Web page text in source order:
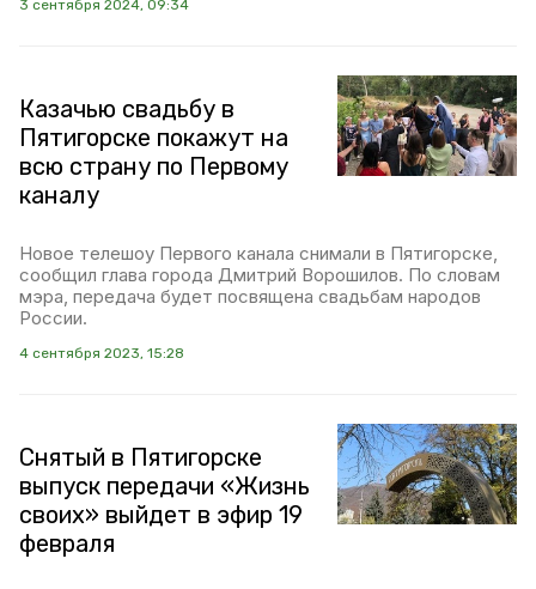
3 сентября 2024, 09:34
Казачью свадьбу в
Пятигорске покажут на
всю страну по Первому
каналу
Новое телешоу Первого канала снимали в Пятигорске,
сообщил глава города Дмитрий Ворошилов. По словам
мэра, передача будет посвящена свадьбам народов
России.
4 сентября 2023, 15:28
Снятый в Пятигорске
выпуск передачи «Жизнь
своих» выйдет в эфир 19
февраля